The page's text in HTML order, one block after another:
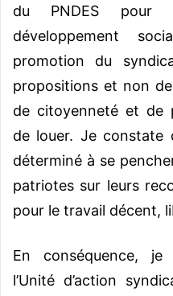
du PNDES pour
développement
promotion du
propositions et non
de citoyenneté et de
de louer. Je constate
déterminé à se
patriotes sur leurs
pour le travail décent,
En conséquence,
l’Unité d’action